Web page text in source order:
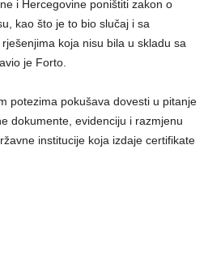
i Hercegovine poništiti zakon o
kao što je to bio slučaj i sa
koja nisu bila u skladu sa
je Forto.
potezima pokušava dovesti u pitanje
dokumente, evidenciju i razmjenu
institucije koja izdaje certifikate